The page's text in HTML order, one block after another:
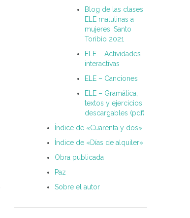
Blog de las clases
ELE matutinas a
mujeres, Santo
Toribio 2021
ELE – Actividades
interactivas
ELE – Canciones
ELE – Gramática,
textos y ejercicios
descargables (pdf)
Índice de «Cuarenta y dos»
Índice de «Días de alquiler»
Obra publicada
Paz
Sobre el autor